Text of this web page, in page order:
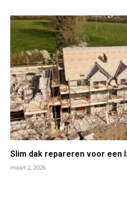
Slim dak repareren voor een
maart 2, 2026